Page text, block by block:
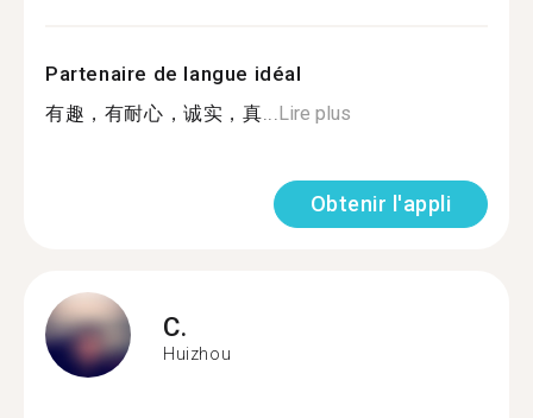
Partenaire de langue idéal
有趣，有耐心，诚实，真...Lire plus
Obtenir l'appli
C.
Huizhou